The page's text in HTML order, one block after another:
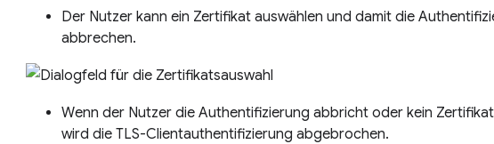
Der Nutzer kann ein Zertifikat auswählen und damit die
abbrechen.
Wenn der Nutzer die Authentifizierung abbricht oder kein
wird die TLS-Clientauthentifizierung abgebrochen.